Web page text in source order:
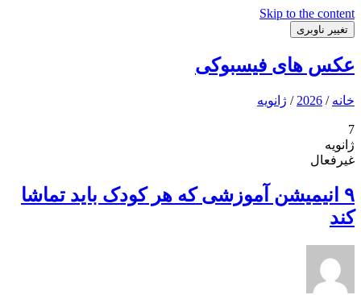
Skip to the content
تغییر ناوبری
عکس های فیسبوکی
خانه /
2026
/ ژانویه
7
ژانویه
غیرفعال
۹ انیمیشن آموزشی که هر کودک باید تماشا
کند